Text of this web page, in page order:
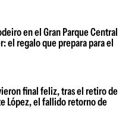
en el Gran Parque Central
el regalo que prepara para el
final feliz, tras el retiro de
López, el fallido retorno de